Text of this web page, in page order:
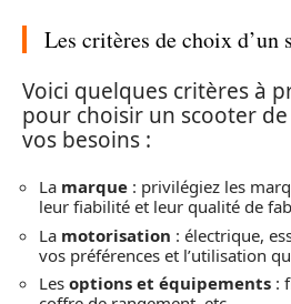
Les critères de choix d’un
Voici quelques critères à
pour choisir un scooter de
vos besoins :
La marque : privilégiez les
leur fiabilité et leur qualité de
La motorisation : électrique,
vos préférences et l’utilisation
Les options et équipements :